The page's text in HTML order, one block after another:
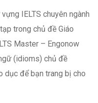
IELTS chuyên ngành
trong chủ đề Giáo
Master – Engonow
(idioms) chủ đề
dục để bạn trang bị cho